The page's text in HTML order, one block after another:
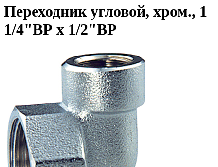
Переходник угловой, хром., 1
1/4"ВР х 1/2"ВР